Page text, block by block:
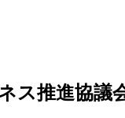
ス推進協議